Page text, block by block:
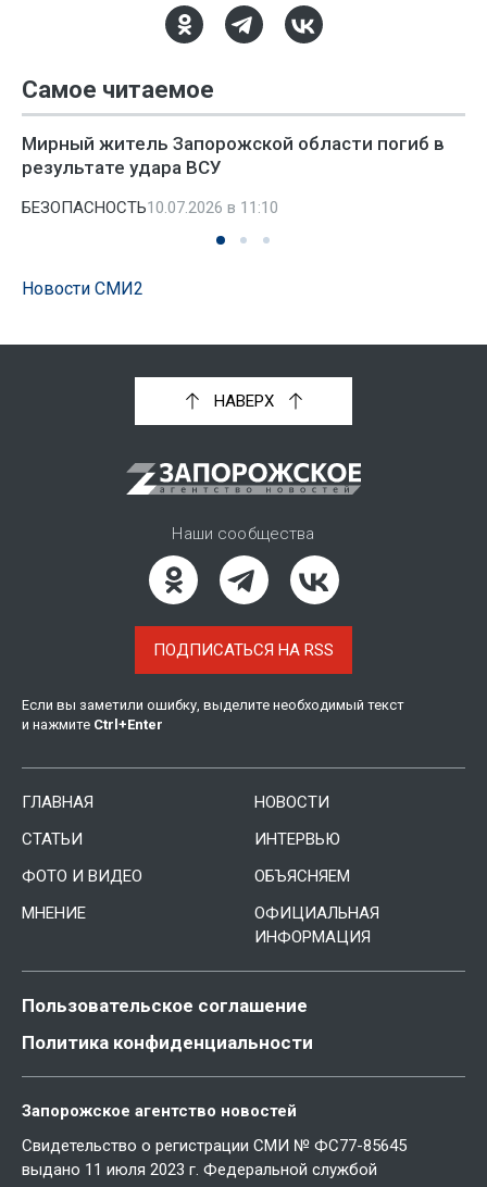
Самое читаемое
Мирный житель Запорожской области погиб в
результате удара ВСУ
БЕЗОПАСНОСТЬ10.07.2026 в 11:10
Новости СМИ2
НАВЕРХ
Наши сообщества
ПОДПИСАТЬСЯ НА RSS
Если вы заметили ошибку, выделите необходимый текст
и нажмите Ctrl +Enter
ГЛАВНАЯ
НОВОСТИ
СТАТЬИ
ИНТЕРВЬЮ
ФОТО И ВИДЕО
ОБЪЯСНЯЕМ
МНЕНИЕ
ОФИЦИАЛЬНАЯ
ИНФОРМАЦИЯ
Пользовательское соглашение
Политика конфиденциальности
Запорожское агентство новостей
Свидетельство о регистрации СМИ № ФС77-85645
выдано 11 июля 2023 г. Федеральной службой